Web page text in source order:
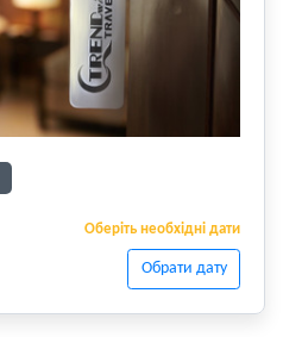
Оберіть необхідні дати
Обрати дату